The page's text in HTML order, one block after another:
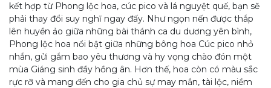
kết hợp từ Phong lộc hoa, cúc pico và lá nguyệt quế, bạn sẽ
phải thay đổi suy nghĩ ngay đấy. Như ngọn nến được thắp
lên huyền ảo giữa những bài thánh ca du dương yên bình,
Phong lộc hoa nổi bật giữa những bông hoa Cúc pico nhỏ
nhắn, gửi gắm bao yêu thương và hy vọng chào đón một
mùa Giáng sinh đầy hồng ân. Hơn thế, hoa còn có màu sắc
rực rỡ và mang đến cho gia chủ sự may mắn, tài lộc, niềm